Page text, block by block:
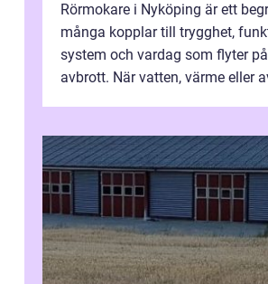
Rörmokare i Nyköping är ett
många kopplar till trygghet,
system och vardag som flyter
avbrott. När vatten, värme eller